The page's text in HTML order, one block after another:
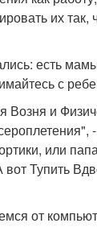
их
есть
с
и
или
вот Тупить
от